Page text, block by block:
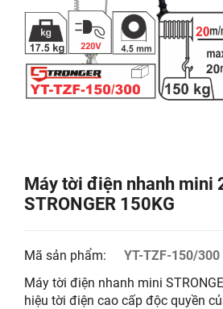
Máy tời điện nhanh mini
STRONGER 150KG
Mã sản phẩm:
YT-TZF-150/300
Máy tời điện nhanh mini
hiệu tời điện cao cấp độc quyền